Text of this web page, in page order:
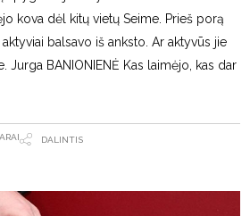
kova dėl kitų vietų Seime. Prieš porą
balsavo iš anksto. Ar aktyvūs jie
Jurga BANIONIENĖ Kas laimėjo, kas dar
DALINTIS